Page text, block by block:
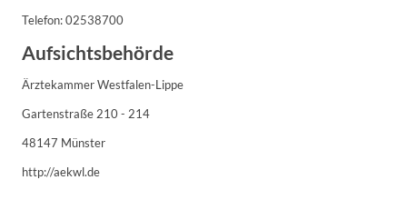
Telefon: 02538700
Aufsichtsbehörde
Ärztekammer Westfalen-Lippe
Gartenstraße 210 - 214
48147 Münster
http://aekwl.de